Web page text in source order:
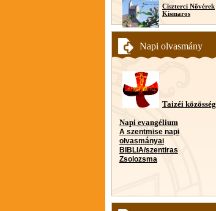
Ciszterci Nővérek
Kismaros
Napi olvasmány
Taizéi közösség
Napi evangélium
A szentmise napi
olvasmányai
BIBLIA/szentiras
Zsolozsma